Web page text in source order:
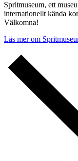
Spritmuseum, ett
internationellt kända
Välkomna!
Läs mer om